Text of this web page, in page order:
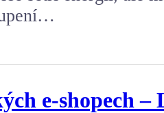
e-shopech –